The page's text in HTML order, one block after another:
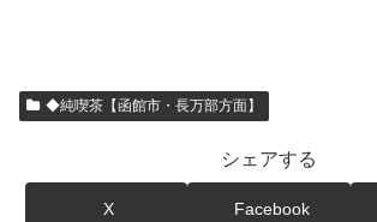
◆純喫茶【函館市・長万部方面】
シェアする
X Facebook